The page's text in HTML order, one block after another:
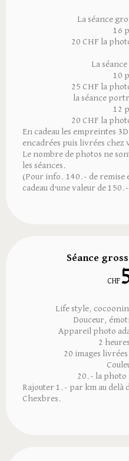
La séance
16
20 CHF la
La
10
25 CHF la
la séance
12
20 CHF la
En cadeau les empreintes
encadrées puis livrées chez
Le nombre de photos ne
les séances.
(Pour info. 140.- de remise
cadeau d'une valeur de
Séance
CHF
Life style,
Douceur,
Appareil photo
2
20 images
20.- la photo
Rajouter 1.- par km au delà
Chexbres.